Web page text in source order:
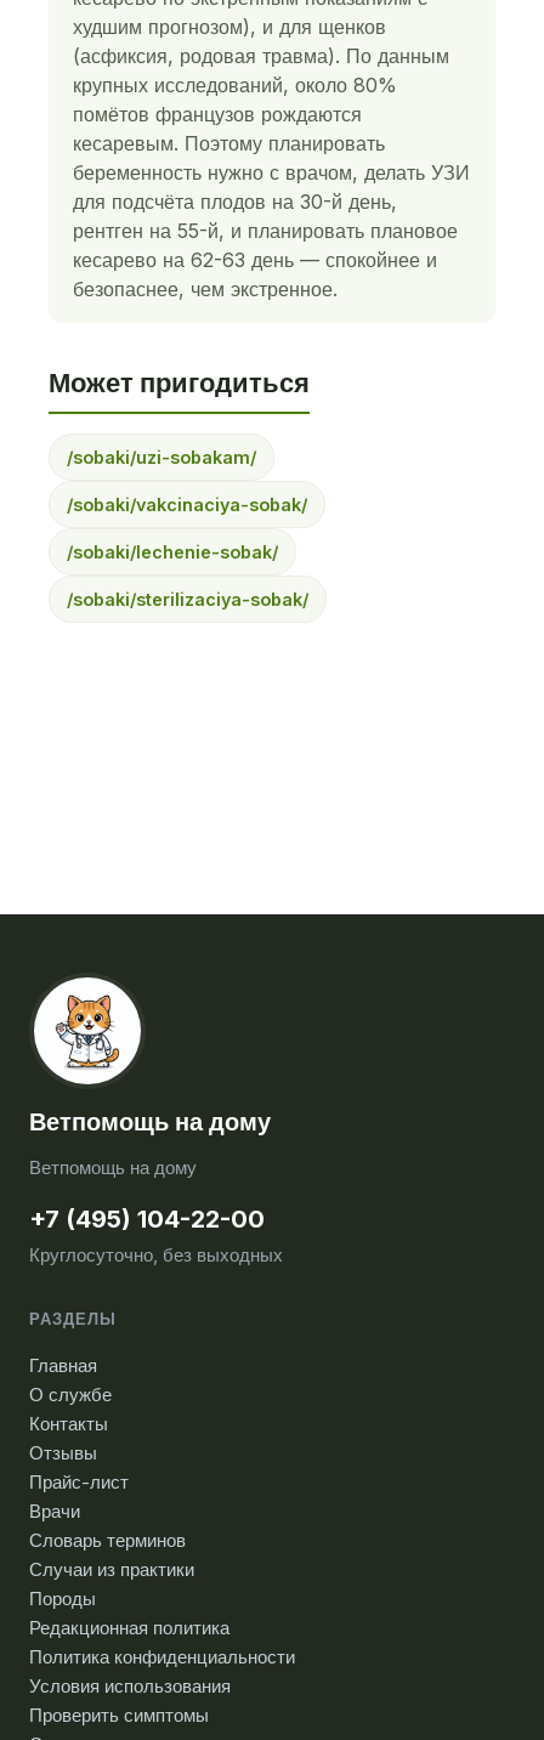
худшим прогнозом), и для щенков
(асфиксия, родовая травма). По данным
крупных исследований, около 80%
помётов французов рождаются
кесаревым. Поэтому планировать
беременность нужно с врачом, делать УЗИ
для подсчёта плодов на 30-й день,
рентген на 55-й, и планировать плановое
кесарево на 62-63 день — спокойнее и
безопаснее, чем экстренное.
Может пригодиться
/sobaki/uzi-sobakam/
/sobaki/vakcinaciya-sobak/
/sobaki/lechenie-sobak/
/sobaki/sterilizaciya-sobak/
Ветпомощь на дому
Ветпомощь на дому
+7 (495) 104-22-00
Круглосуточно, без выходных
РАЗДЕЛЫ
Главная
О службе
Контакты
Отзывы
Прайс-лист
Врачи
Словарь терминов
Случаи из практики
Породы
Редакционная политика
Политика конфиденциальности
Условия использования
Проверить симптомы